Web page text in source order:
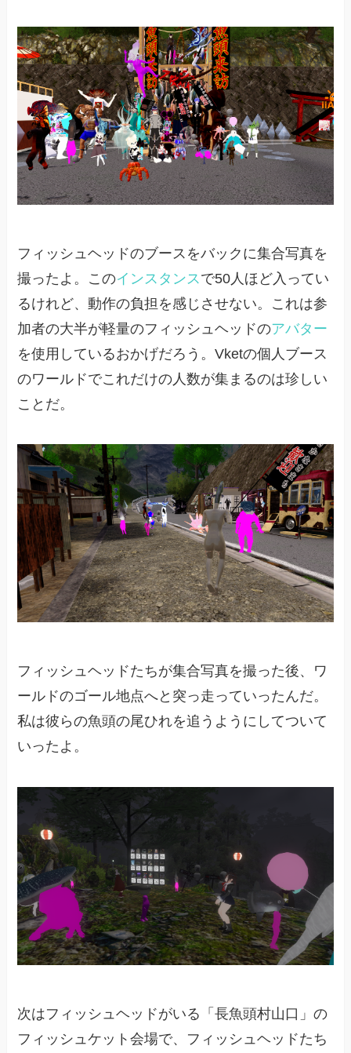
フィッシュヘッドのブースをバックに集合写真を
撮ったよ。このインスタンス で50人ほど入ってい
るけれど、動作の負担を感じさせない。これは参
加者の大半が軽量のフィッシュヘッドのアバター
を使用しているおかげだろう。Vketの個人ブース
のワールドでこれだけの人数が集まるのは珍しい
ことだ。
フィッシュヘッドたちが集合写真を撮った後、ワ
ールドのゴール地点へと突っ走っていったんだ。
私は彼らの魚頭の尾ひれを追うようにしてついて
いったよ。
次はフィッシュヘッドがいる「長魚頭村山口」の
フィッシュケット会場で、フィッシュヘッドたち